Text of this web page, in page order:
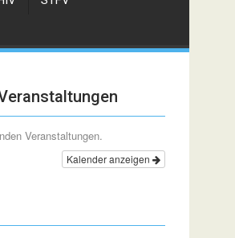
Veranstaltungen.
Kalender anzeigen